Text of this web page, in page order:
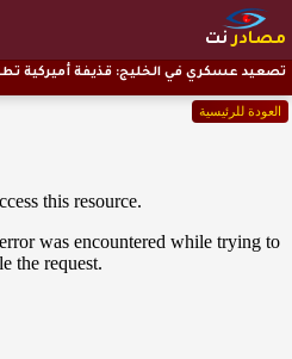
مصادرنت
العودة للرئيسية
تصعيد عسكري في الخليج: قذيفة أميركية